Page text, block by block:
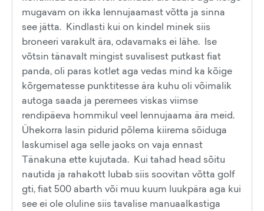
mugavam on ikka lennujaamast võtta ja sinna
see jätta. Kindlasti kui on kindel minek siis
broneeri varakult ära, odavamaks ei lähe. Ise
võtsin tänavalt mingist suvalisest putkast fiat
panda, oli paras kotlet aga vedas mind ka kõige
kõrgematesse punktitesse ära kuhu oli võimalik
autoga saada ja peremees viskas viimse
rendipäeva hommikul veel lennujaama ära meid.
Ühekorra lasin pidurid põlema kiirema sõiduga
laskumisel aga selle jaoks on vaja ennast
Tänakuna ette kujutada. Kui tahad head sõitu
nautida ja rahakott lubab siis soovitan võtta golf
gti, fiat 500 abarth või muu kuum luukpära aga kui
see ei ole oluline siis tavalise manuaalkastiga